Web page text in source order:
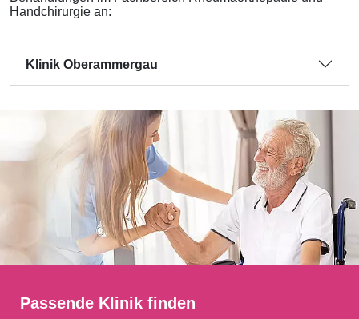
Handchirurgie an:
Klinik Oberammergau
Passende Klinik finden